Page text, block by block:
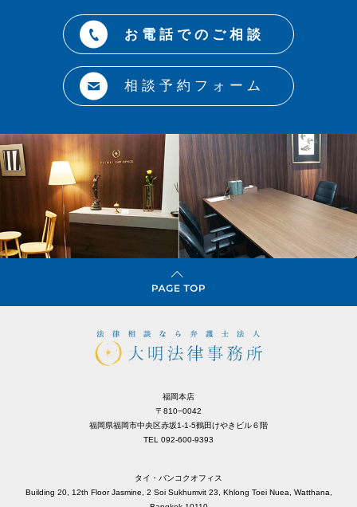
お電話でのご相談
相談予約フォーム
福岡本店
〒810−0042
福岡県福岡市中央区赤坂1-1-5鶴田けやきビル６階
TEL 092-600-9393
タイ・バンコクオフィス
Building 20, 12th Floor Jasmine, 2 Soi Sukhumvit 23, Khlong Toei Nuea, Watthana,